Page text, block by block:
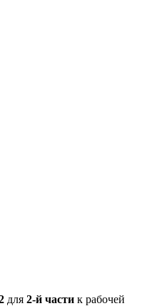
для 2-й части к рабочей